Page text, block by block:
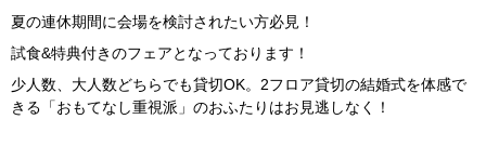
夏の連休期間に会場を検討されたい方必見！
試食&特典付きのフェアとなっております！
少人数、大人数どちらでも貸切OK。2フロア貸切の結婚式を体感で
きる「おもてなし重視派」のおふたりはお見逃しなく！